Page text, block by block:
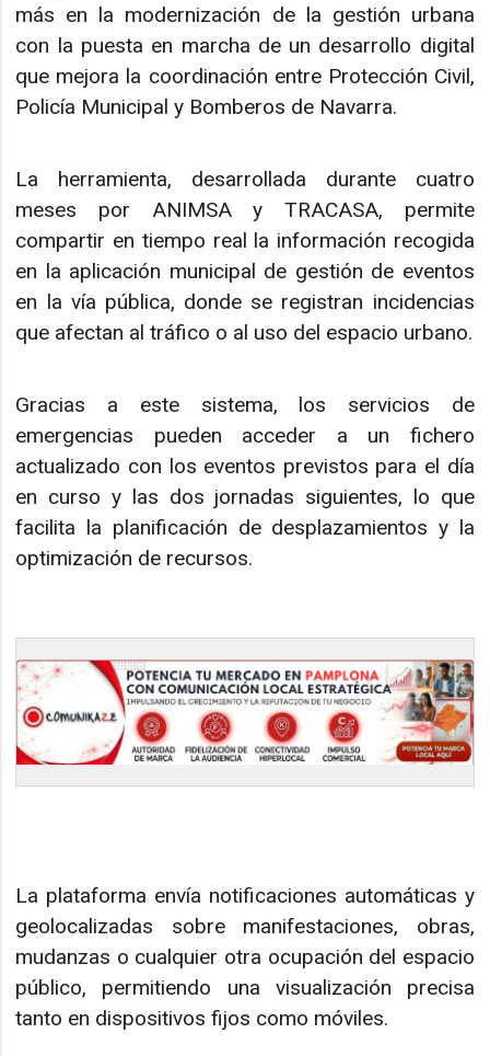
más en la modernización de la gestión urbana
con la puesta en marcha de un desarrollo digital
que mejora la coordinación entre Protección Civil,
Policía Municipal y Bomberos de Navarra.
La herramienta, desarrollada durante cuatro
meses por ANIMSA y TRACASA, permite
compartir en tiempo real la información recogida
en la aplicación municipal de gestión de eventos
en la vía pública, donde se registran incidencias
que afectan al tráfico o al uso del espacio urbano.
Gracias a este sistema, los servicios de
emergencias pueden acceder a un fichero
actualizado con los eventos previstos para el día
en curso y las dos jornadas siguientes, lo que
facilita la planificación de desplazamientos y la
optimización de recursos.
La plataforma envía notificaciones automáticas y
geolocalizadas sobre manifestaciones, obras,
mudanzas o cualquier otra ocupación del espacio
público, permitiendo una visualización precisa
tanto en dispositivos fijos como móviles.